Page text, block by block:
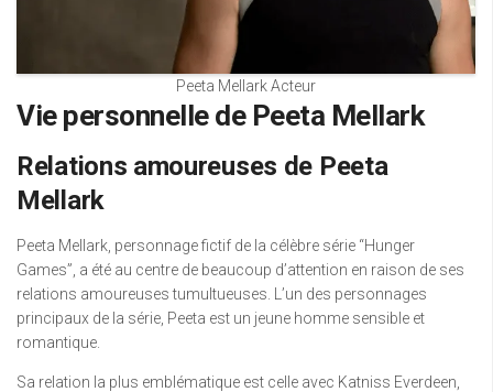
Peeta Mellark Acteur
Vie personnelle de Peeta Mellark
Relations amoureuses de Peeta
Mellark
Peeta Mellark, personnage fictif de la célèbre série “Hunger
Games”, a été au centre de beaucoup d’attention en raison de ses
relations amoureuses tumultueuses. L’un des personnages
principaux de la série, Peeta est un jeune homme sensible et
romantique.
Sa relation la plus emblématique est celle avec Katniss Everdeen,